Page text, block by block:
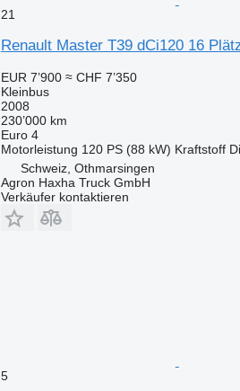
21
Renault Master T39 dCi120 16
EUR 7’900 ≈ CHF 7’350
Kleinbus
2008
230’000 km
Euro 4
Motorleistung 120 PS (88 kW) Kraftstoff
Schweiz, Othmarsingen
Agron Haxha Truck GmbH
Verkäufer kontaktieren
5